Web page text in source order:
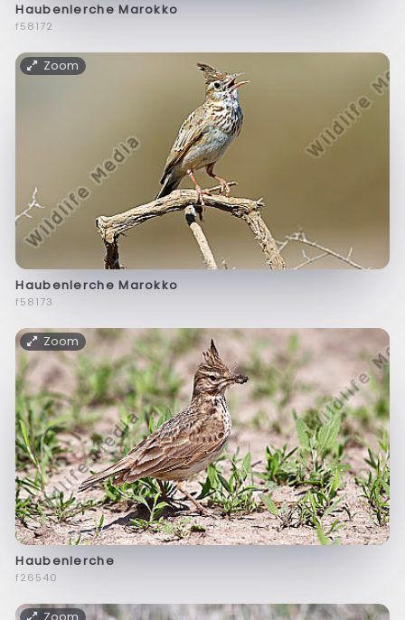
Haubenlerche Marokko
f58172
Zoom
Haubenlerche Marokko
f58173
Zoom
Haubenlerche
f26540